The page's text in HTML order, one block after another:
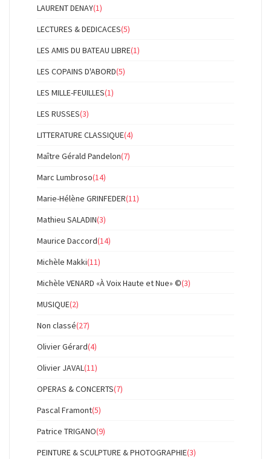
LAURENT DENAY(1)
LECTURES & DEDICACES(5)
LES AMIS DU BATEAU LIBRE(1)
LES COPAINS D'ABORD(5)
LES MILLE-FEUILLES(1)
LES RUSSES(3)
LITTERATURE CLASSIQUE(4)
Maître Gérald Pandelon(7)
Marc Lumbroso(14)
Marie-Hélène GRINFEDER(11)
Mathieu SALADIN(3)
Maurice Daccord(14)
Michèle Makki(11)
Michèle VENARD «À Voix Haute et Nue» ©(3)
MUSIQUE(2)
Non classé(27)
Olivier Gérard(4)
Olivier JAVAL(11)
OPERAS & CONCERTS(7)
Pascal Framont(5)
Patrice TRIGANO(9)
PEINTURE & SCULPTURE & PHOTOGRAPHIE(3)